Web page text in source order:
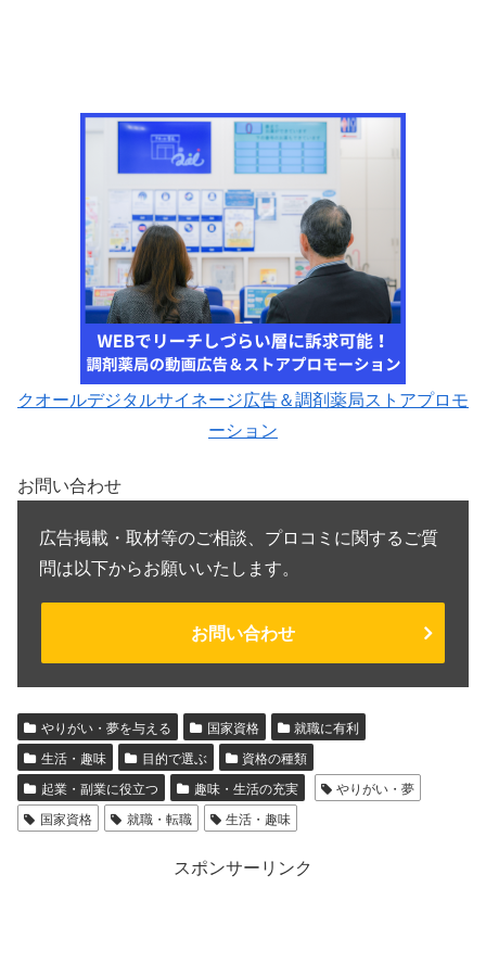
クオールデジタルサイネージ広告＆調剤薬局ストアプロモ
ーション
お問い合わせ
広告掲載・取材等のご相談、プロコミに関するご質
問は以下からお願いいたします。
お問い合わせ
やりがい・夢を与える 国家資格
就職に有利
生活・趣味
目的で選ぶ
資格の種類
起業・副業に役立つ
趣味・生活の充実
やりがい・夢
国家資格
就職・転職 生活・趣味
スポンサーリンク